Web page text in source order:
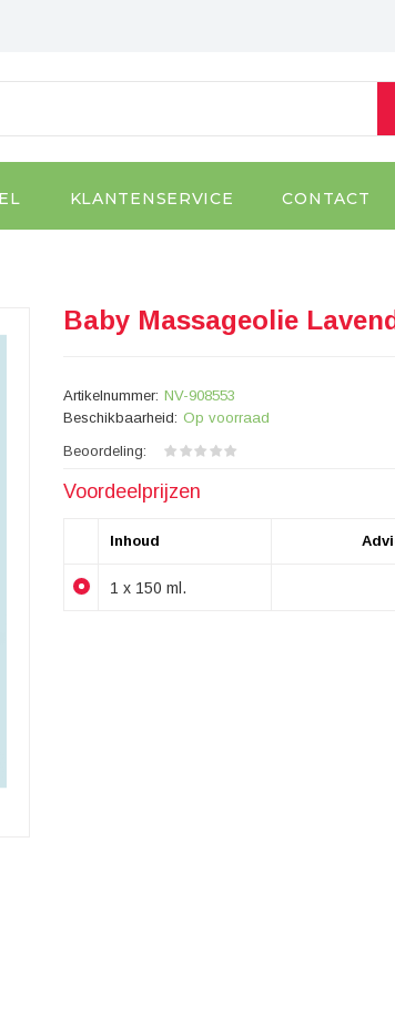
KLANTENSERVICE CONTACT
Baby Massageolie
Artikelnummer: NV-908553
Beschikbaarheid: Op voorraad
Beoordeling:
Voordeelprijzen
Inhoud
1 x 150 ml.